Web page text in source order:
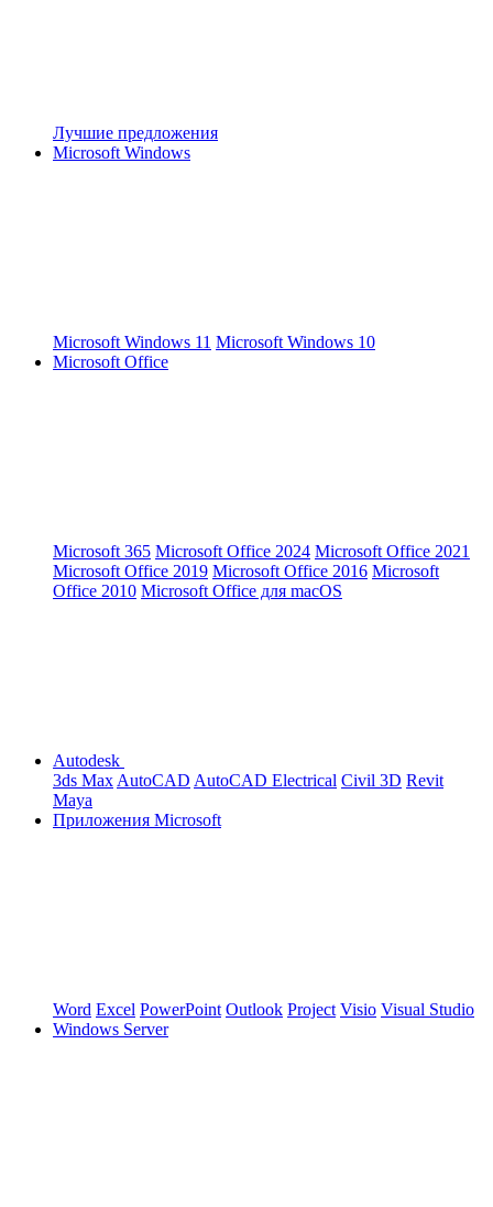
Лучшие предложения
Microsoft Windows
Microsoft Windows 11 Microsoft Windows 10
Microsoft Office
Microsoft 365 Microsoft Office 2024 Microsoft Office 2021
Microsoft Office 2019 Microsoft Office 2016 Microsoft
Office 2010 Microsoft Office для macOS
Autodesk
3ds Max AutoCAD AutoCAD Electrical Civil 3D Revit
Maya
Приложения Microsoft
Word Excel PowerPoint Outlook Project Visio Visual Studio
Windows Server